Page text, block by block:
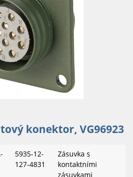
konektor, VG96923
5935-12-
127-4831
Zásuvka s
kontaktními
zásuvkami